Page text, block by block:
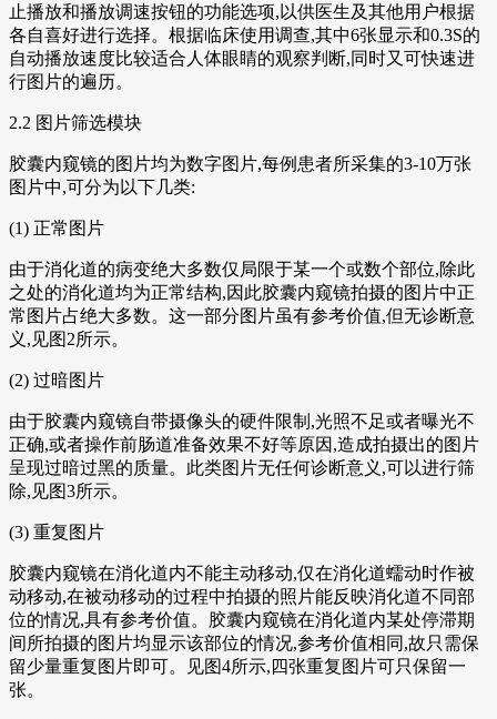
止播放和播放调速按钮的功能选项,以供医生及其他用户根据
各自喜好进行选择。根据临床使用调查,其中6张显示和0.3S的
自动播放速度比较适合人体眼睛的观察判断,同时又可快速进
行图片的遍历。
2.2 图片筛选模块
胶囊内窥镜的图片均为数字图片,每例患者所采集的3-10万张
图片中,可分为以下几类:
(1) 正常图片
由于消化道的病变绝大多数仅局限于某一个或数个部位,除此
之处的消化道均为正常结构,因此胶囊内窥镜拍摄的图片中正
常图片占绝大多数。这一部分图片虽有参考价值,但无诊断意
义,见图2所示。
(2) 过暗图片
由于胶囊内窥镜自带摄像头的硬件限制,光照不足或者曝光不
正确,或者操作前肠道准备效果不好等原因,造成拍摄出的图片
呈现过暗过黑的质量。此类图片无任何诊断意义,可以进行筛
除,见图3所示。
(3) 重复图片
胶囊内窥镜在消化道内不能主动移动,仅在消化道蠕动时作被
动移动,在被动移动的过程中拍摄的照片能反映消化道不同部
位的情况,具有参考价值。胶囊内窥镜在消化道内某处停滞期
间所拍摄的图片均显示该部位的情况,参考价值相同,故只需保
留少量重复图片即可。见图4所示,四张重复图片可只保留一
张。